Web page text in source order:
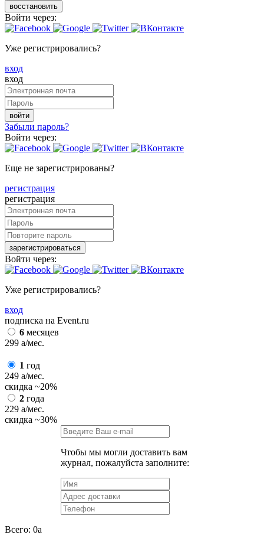
восстановить
Войти через:
Уже регистрировались?
вход
вход
войти
Забыли пароль?
Войти через:
Еще не зарегистрированы?
регистрация
регистрация
зарегистрироваться
Войти через:
Уже регистрировались?
вход
подписка на Event.ru
6 месяцев
299 a/мес.
1 год
249 a/мес.
скидка ~20%
2 года
229 a/мес.
скидка ~30%
Чтобы мы могли доставить вам
журнал, пожалуйста заполните:
Всего: 0a